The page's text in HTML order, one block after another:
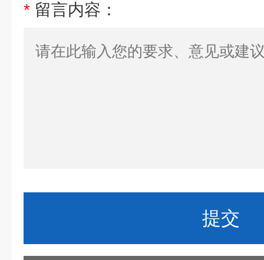
* 留言内容：